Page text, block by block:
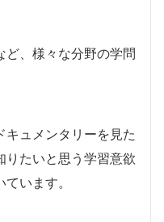
ど、様々な分野の学問
ュメンタリーを見た
りたいと思う学習意欲
います。